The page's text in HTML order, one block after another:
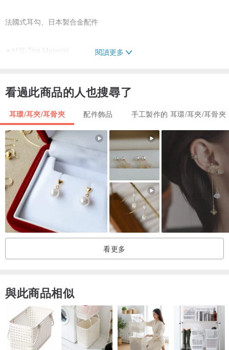
法國式耳勾、日本製合金配件
✦材質‧The Material
癢等狀況，但是畢竟不是999純銀，因此仍需斟酌是否合適自己的體
✦☾✦說明✦☾✦
1.保證100%天然石，未使用任何人工造假、干涉的礦物
2.天然石的紋路、色澤、特徵皆不同，照片中的款式主要為參考，製
作時會盡量避免落差
3.作品以15 CM 基本手圍尺寸製作，我們使用延長鍊，以便不受尺寸
這是銀的特性，因此敬請定期保養緩減硫化的時間，但是即便硫化亦
可以恢復，若需要進一步協助歡迎來訊詢問
5.手工多少會留下製作痕跡，請斟酌能否接受
閱讀更多
看過此商品的人也搜尋了
耳環/耳夾/耳骨夾 配件飾品 手工製作的 耳環/耳夾/耳骨夾
看更多
與此商品相似